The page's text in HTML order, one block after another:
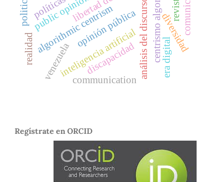
inteligencia artificialanálisis del discurso
opinión pública
algorithmic centrism
public opinion
discapacidad
diversidad
realidad venezuela
políticas
politics
communication
revista
era digital
Regístrate en ORCID